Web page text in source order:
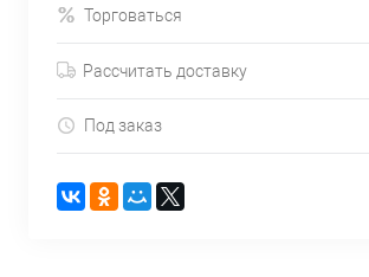
Торговаться
Рассчитать доставку
Под заказ